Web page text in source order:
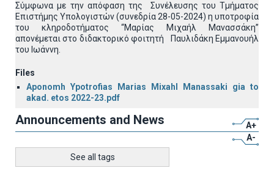
Σύμφωνα με την απόφαση της Συνέλευσης του Τμήματος
Επιστήμης Υπολογιστών (συνεδρία 28-05-2024) η υποτροφία
του κληροδοτήματος “Μαρίας Μιχαήλ Μανασσάκη”
απονέμεται στο διδακτορικό φοιτητή Παυλιδάκη Εμμανουήλ
του Ιωάννη.
Files
Aponomh Ypotrofias Marias Mixahl Manassaki gia to
akad. etos 2022-23.pdf
Announcements and News
A+
A-
See all tags